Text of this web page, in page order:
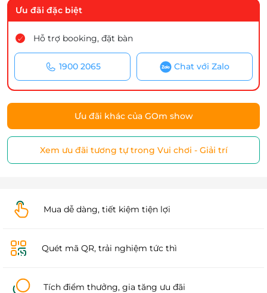
Ưu đãi đặc biệt
Hỗ trợ booking, đặt bàn
1900 2065 Chat với Zalo
Ưu đãi khác của GOm show
Xem ưu đãi tương tự trong Vui chơi - Giải trí
Mua dễ dàng, tiết kiệm tiện lợi
Quét mã QR, trải nghiệm tức thì
Tích điểm thưởng, gia tăng ưu đãi